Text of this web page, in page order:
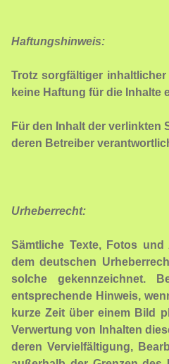
Haftungshinweis:
Trotz sorgfältiger
keine Haftung für die Inhalte
Für den Inhalt der verlinkten
deren Betreiber
Urheberrecht:
Sämtliche Texte, Fotos
dem deutschen
solche gekennzeichnet.
entsprechende Hinweis,
kurze Zeit über einem Bild
Verwertung von Inhalten
deren Vervielfältigung,